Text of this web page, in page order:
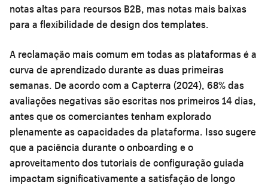
notas altas para recursos B2B, mas notas mais baixas
para a flexibilidade de design dos templates.
A reclamação mais comum em todas as plataformas é a
curva de aprendizado durante as duas primeiras
semanas. De acordo com a Capterra (2024), 68% das
avaliações negativas são escritas nos primeiros 14 dias,
antes que os comerciantes tenham explorado
plenamente as capacidades da plataforma. Isso sugere
que a paciência durante o onboarding e o
aproveitamento dos tutoriais de configuração guiada
impactam significativamente a satisfação de longo